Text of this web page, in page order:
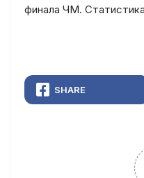
финала ЧМ.
SHARE